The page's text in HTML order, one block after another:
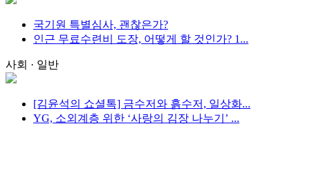
국기원 특별심사, 괜찮은가?
인근 무료수련비 도장, 어떻게 할 것인가? 1...
사회 · 일반
[김윤석의 쇼셜톡] 금수저와 흙수저, 일상화...
YG, 소외계층 위한 ‘사랑의 김장 나누기’ ...